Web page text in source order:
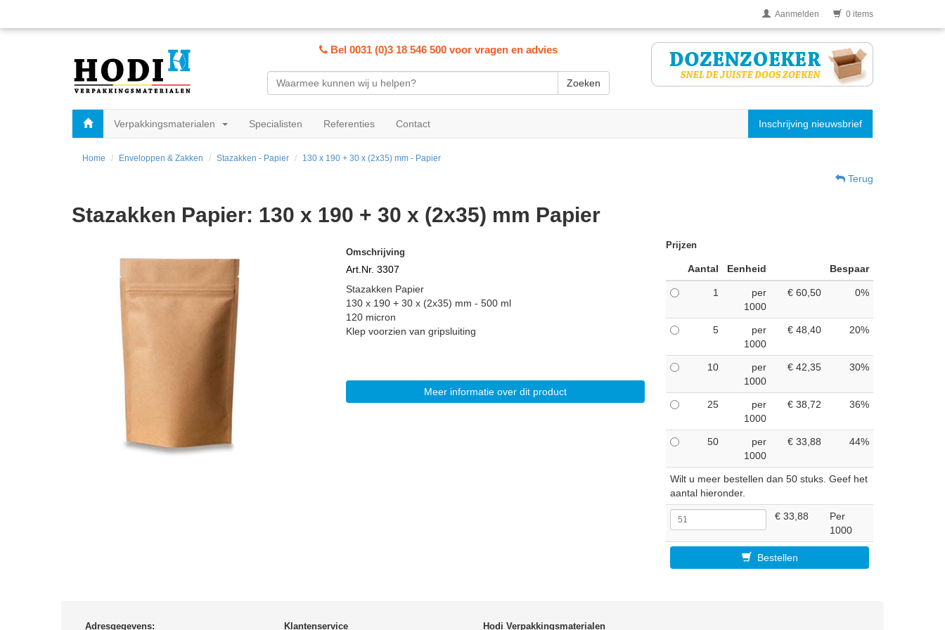
Aanmelden 0 items
Bel 0031 (0)3 18 546 500 voor vragen en advies
Zoeken
Verpakkingsmaterialen Specialisten Referenties Contact Inschrijving nieuwsbrief
Home Enveloppen & Zakken Stazakken - Papier 130 x 190 + 30 x (2x35) mm - Papier
Terug
Stazakken Papier: 130 x 190 + 30 x (2x35) mm Papier
Omschrijving
Art.Nr. 3307
Stazakken Papier
130 x 190 + 30 x (2x35) mm - 500 ml
120 micron
Klep voorzien van gripsluiting
Meer informatie over dit product
Prijzen
Aantal Eenheid Bespaar
1
per
1000
€ 60,50 0%
5
per
1000
€ 48,40 20%
10
per
1000
€ 42,35 30%
25
per
1000
€ 38,72 36%
50
per
1000
€ 33,88 44%
Wilt u meer bestellen dan 50 stuks. Geef het
aantal hieronder.
€ 33,88
Per
1000
Bestellen
Adresgegevens: Klantenservice Hodi Verpakkingsmaterialen